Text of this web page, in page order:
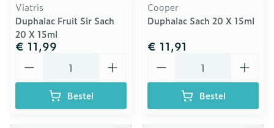
Viatris
Duphalac Fruit Sir Sach
20 X 15ml
€ 11,99
Bestel
Cooper
Duphalac Sach 20 X 15ml
€ 11,91
Bestel